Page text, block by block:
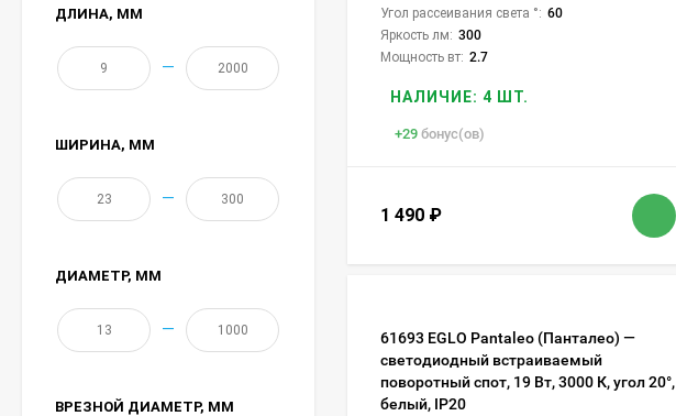
Угол рассеивания света °: 60
Яркость лм: 300
Мощность вт: 2.7
НАЛИЧИЕ: 4 ШТ.
+29 бонус(ов)
1 490 ₽
61693 EGLO Pantaleo (Панталео) —
светодиодный встраиваемый
поворотный спот, 19 Вт, 3000 К, угол 20°,
белый, IP20
ДЛИНА, ММ
—
ШИРИНА, ММ
—
ДИАМЕТР, ММ
—
ВРЕЗНОЙ ДИАМЕТР, ММ